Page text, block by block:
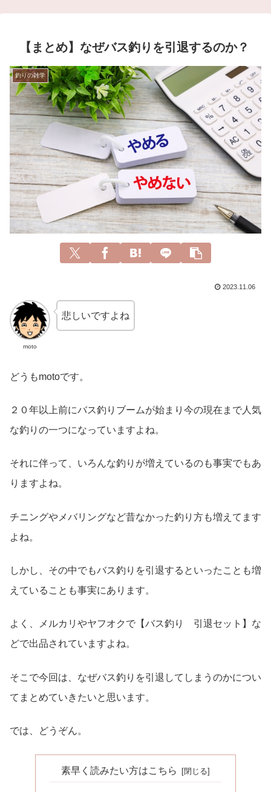
【まとめ】なぜバス釣りを引退するのか？
釣りの雑学
2023.11.06
moto
悲しいですよね
どうもmotoです。
２０年以上前にバス釣りブームが始まり今の現在まで人気
な釣りの一つになっていますよね。
それに伴って、いろんな釣りが増えているのも事実でもあ
りますよね。
チニングやメバリングなど昔なかった釣り方も増えてます
よね。
しかし、その中でもバス釣りを引退するといったことも増
えていることも事実にあります。
よく、メルカリやヤフオクで【バス釣り 引退セット】な
どで出品されていますよね。
そこで今回は、なぜバス釣りを引退してしまうのかについ
てまとめていきたいと思います。
では、どうぞん。
素早く読みたい方はこちら